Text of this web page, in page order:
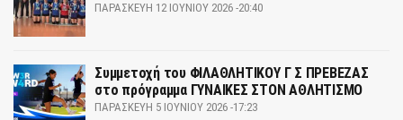
ΠΑΡΑΣΚΕΥΉ 12 ΙΟΥΝΊΟΥ 2026 -20:40
Συμμετοχή του ΦΙΛΑΘΛΗΤΙΚΟΥ Γ Σ ΠΡΕΒΕΖΑΣ
στο πρόγραμμα ΓΥΝΑΙΚΕΣ ΣΤΟΝ ΑΘΛΗΤΙΣΜΟ
ΠΑΡΑΣΚΕΥΉ 5 ΙΟΥΝΊΟΥ 2026 -17:23